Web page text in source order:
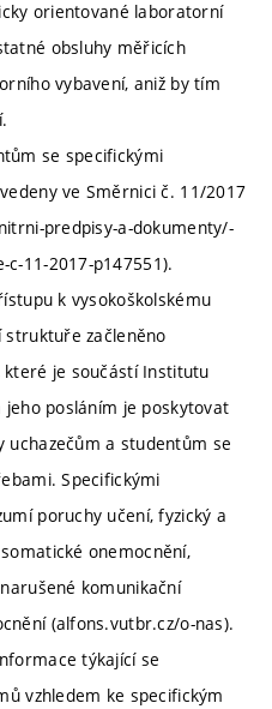
orientované laboratorní
obsluhy měřicích
vybavení, aniž by tím
se specifickými
ve Směrnici č. 11/2017
predpisy-a-dokumenty/-
11-2017-p147551).
k vysokoškolskému
struktuře začleněno
které je součástí Institutu
jeho posláním je poskytovat
uchazečům a studentům se
Specifickými
poruchy učení, fyzický a
onemocnění,
komunikační
(alfons.vutbr.cz/o-nas).
týkající se
vzhledem ke specifickým